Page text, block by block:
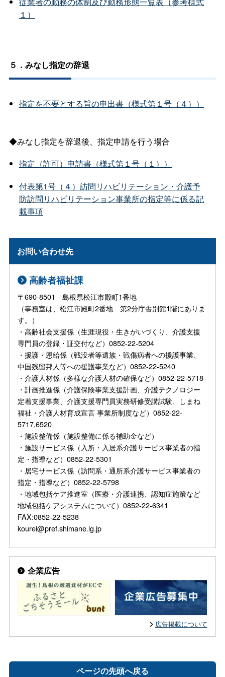
１）
５．みなし指定の辞退
指定を不要とする旨の申出書（様式第１号（４））
◆みなし指定を辞退後、指定申請を行う場合
指定（許可）申請書（様式第１号（１））
付表第1号（４）訪問リハビリテーション・介護予
防訪問リハビリテーション事業所の指定等に係る記
載事項
お問い合わせ先
高齢者福祉課
〒690-8501 島根県松江市殿町1番地
（事務室は、松江市殿町2番地 第2分庁舎別館1階にありま
す。）
・高齢社会支援係（生涯現役・生きがいづくり、介護支援
専門員の登録・証交付など）0852-22-5204
・援護・恩給係（戦没者等遺族・戦傷病者への援護事業、
中国残留邦人等への援護事業など）0852-22-5240
・介護人材係（多様な介護人材の確保など）0852-22-5718
・計画推進係（介護保険事業支援計画、介護テクノロジー
定着支援事業、介護支援専門員実務研修受講試験、しまね
福祉・介護人材育成宣言 事業所制度など）0852-22-
5717,6520
・施設整備係（施設整備に係る補助金など）
・施設サービス係（入所・入居系介護サービス事業者の指
定・指導など）0852-22-5301
・居宅サービス係（訪問系・通所系介護サービス事業者の
指定・指導など）0852-22-5798
・地域包括ケア推進室（医療・介護連携、認知症施策など
地域包括ケアシステムについて）0852-22-6341
FAX:0852-22-5238
kourei@pref.shimane.lg.jp
企業広告
広告掲載について
ページの先頭へ戻る